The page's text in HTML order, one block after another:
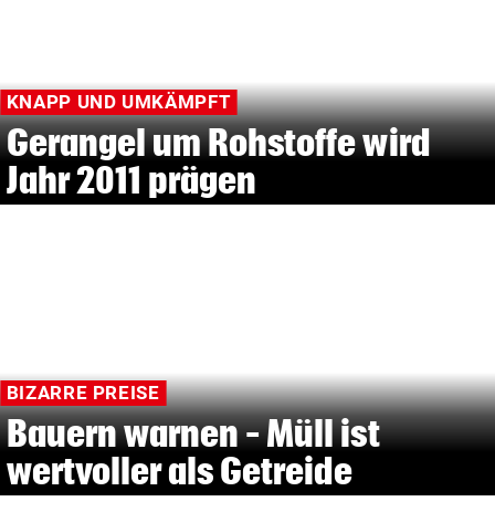
KNAPP UND UMKÄMPFT
Gerangel um Rohstoffe wird
Jahr 2011 prägen
BIZARRE PREISE
Bauern warnen – Müll ist
wertvoller als Getreide